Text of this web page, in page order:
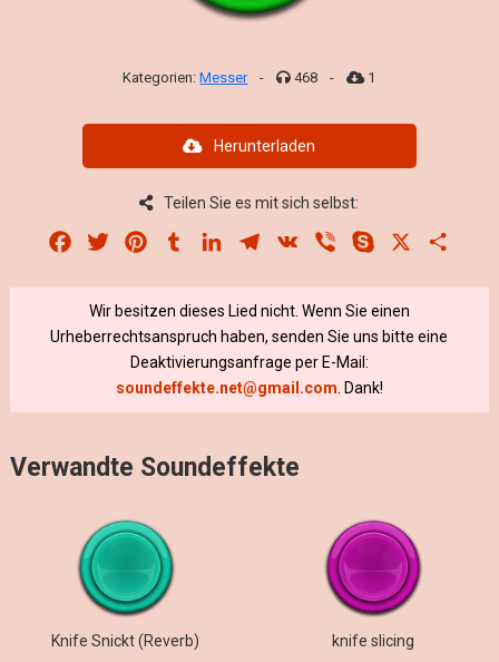
Kategorien:Messer - 468 - 1
Herunterladen
Teilen Sie es mit sich selbst:
Facebook
Twitter PinterestTumblrLinkedInTelegram
VK Viber Skype
Wir besitzen dieses Lied nicht. Wenn Sie einen
Urheberrechtsanspruch haben, senden Sie uns bitte eine
Deaktivierungsanfrage per E-Mail:
soundeffekte.net@gmail.com . Dank!
Verwandte Soundeffekte
Knife Snickt (Reverb) knife slicing